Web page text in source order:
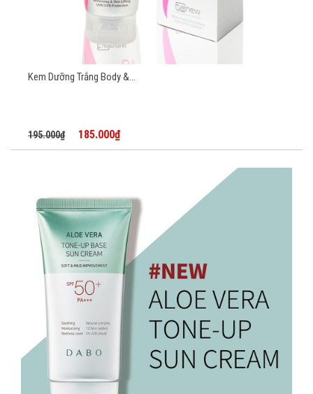
Kem Dưỡng Trắng Body &...
195.000₫ 185.000₫